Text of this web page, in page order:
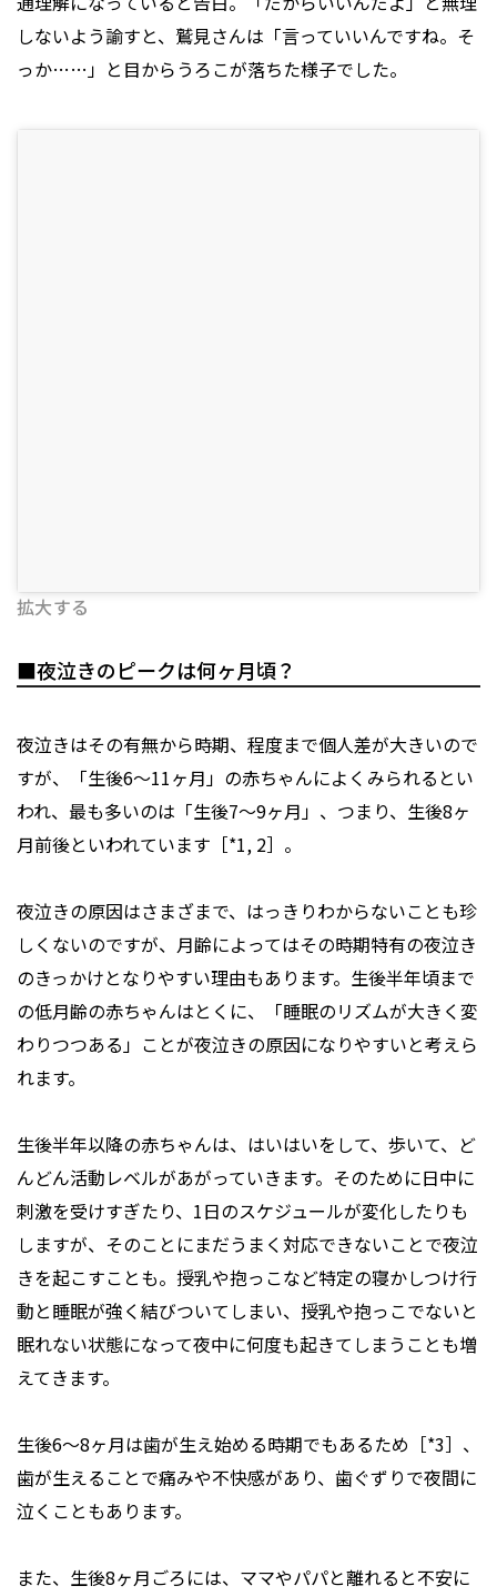
しないよう諭すと、鷲見さんは「言っていいんですね。そ
っか……」と目からうろこが落ちた様子でした。
拡大する
■夜泣きのピークは何ヶ月頃？
夜泣きはその有無から時期、程度まで個人差が大きいので
すが、「生後6～11ヶ月」の赤ちゃんによくみられるとい
われ、最も多いのは「生後7～9ヶ月」、つまり、生後8ヶ
月前後といわれています［*1, 2］。
夜泣きの原因はさまざまで、はっきりわからないことも珍
しくないのですが、月齢によってはその時期特有の夜泣き
のきっかけとなりやすい理由もあります。生後半年頃まで
の低月齢の赤ちゃんはとくに、「睡眠のリズムが大きく変
わりつつある」ことが夜泣きの原因になりやすいと考えら
れます。
生後半年以降の赤ちゃんは、はいはいをして、歩いて、ど
んどん活動レベルがあがっていきます。そのために日中に
刺激を受けすぎたり、1日のスケジュールが変化したりも
しますが、そのことにまだうまく対応できないことで夜泣
きを起こすことも。授乳や抱っこなど特定の寝かしつけ行
動と睡眠が強く結びついてしまい、授乳や抱っこでないと
眠れない状態になって夜中に何度も起きてしまうことも増
えてきます。
生後6～8ヶ月は歯が生え始める時期でもあるため［*3］、
歯が生えることで痛みや不快感があり、歯ぐずりで夜間に
泣くこともあります。
また、生後8ヶ月ごろには、ママやパパと離れると不安に